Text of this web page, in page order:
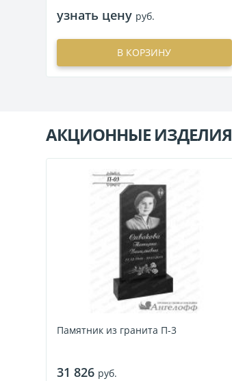
узнать цену руб.
В КОРЗИНУ
АКЦИОННЫЕ ИЗДЕЛИЯ
Памятник из гранита П-3
31 826 руб.